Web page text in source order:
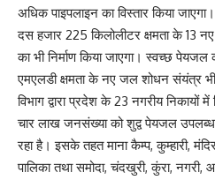
अधिक पाइपलाइन का विस्तार किया
दस हजार 225 किलोलीटर क्षमता के 13
का भी निर्माण किया जाएगा। स्वच्छ
एमएलडी क्षमता के नए जल शोधन संयंत्र
विभाग द्वारा प्रदेश के 23 नगरीय
चार लाख जनसंख्या को शुद्व पेयजल उपलब्ध
रहा है। इसके तहत माना कैम्प, कुम्हारी,
पालिका तथा समोदा, चंदखुरी, कुंरा, नगरी,